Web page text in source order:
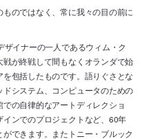
のではなく、常に我々の目の前に
イナーの一人であるウィム・ク
が終戦して間もなくオランダで始
包括したものです。語りぐさとな
システム、コンピュータのための
の自律的なアートディレクショ
ンでのプロジェクトなど、60年
できます。またトニー・ブルック